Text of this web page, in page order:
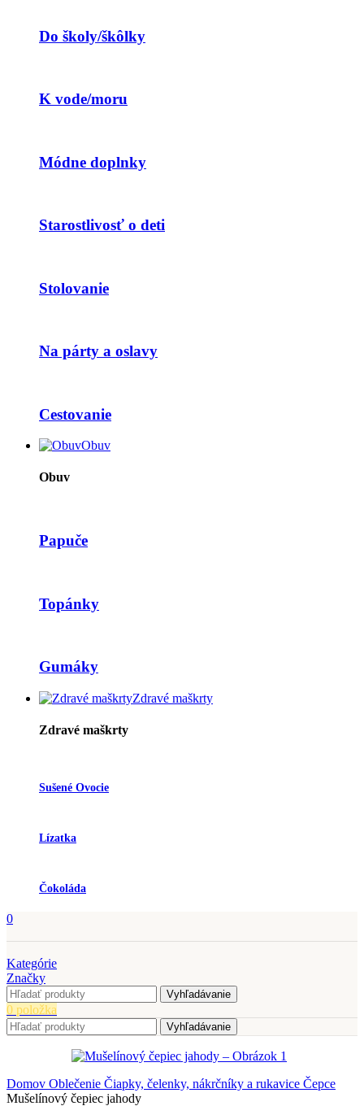
Do školy/škôlky
K vode/moru
Módne doplnky
Starostlivosť o deti
Stolovanie
Na párty a oslavy
Cestovanie
Obuv
Obuv
Papuče
Topánky
Gumáky
Zdravé maškrty
Zdravé maškrty
Sušené Ovocie
Lízatka
Čokoláda
0
Kategórie
Značky
Vyhľadávanie
0 položka
Vyhľadávanie
Domov Oblečenie Čiapky, čelenky, nákrčníky a rukavice Čepce
Mušelínový čepiec jahody